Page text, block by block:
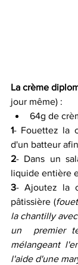
La crème
jour même) :
64g de
1- Fouettez la
d'un batteur
2- Dans un
liquide entière
3- Ajoutez la
pâtissière (
la chantilly
un  premier
mélangeant
l'aide d'une